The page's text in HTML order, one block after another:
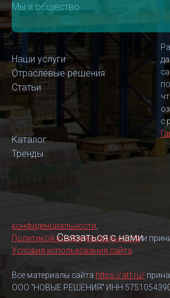
Мы и общество
Наши услуги
Отраслевые решения
Статьи
Каталог
Тренды
Связаться с нами
с
конфиденциальности
Политикой конфиденциальностии
Условия использования сайта
Все материалы сайта https://atf.ru/
ООО "НОВЫЕ РЕШЕНИЯ" ИНН